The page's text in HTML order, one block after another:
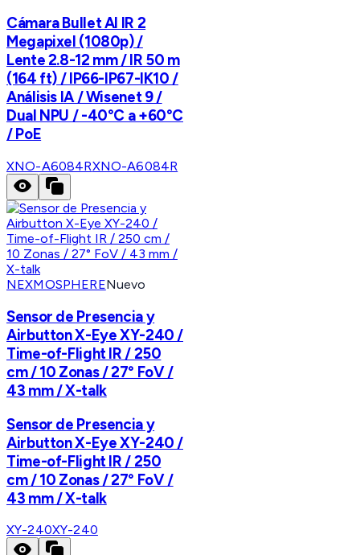
Cámara Bullet AI IR 2
Megapixel (1080p) /
Lente 2.8-12 mm / IR 50 m
(164 ft) / IP66-IP67-IK10 /
Análisis IA / Wisenet 9 /
Dual NPU / -40°C a +60°C
/ PoE
XNO-A6084RXNO-A6084R
NEXMOSPHERENuevo
Sensor de Presencia y
Airbutton X-Eye XY-240 /
Time-of-Flight IR / 250
cm / 10 Zonas / 27° FoV /
43 mm / X-talk
Sensor de Presencia y
Airbutton X-Eye XY-240 /
Time-of-Flight IR / 250
cm / 10 Zonas / 27° FoV /
43 mm / X-talk
XY-240XY-240